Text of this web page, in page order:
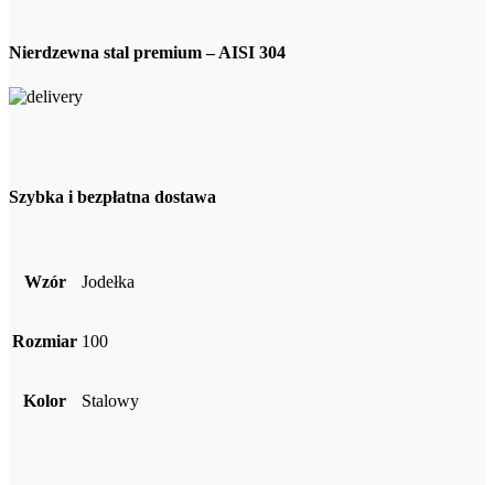
Nierdzewna stal premium – AISI 304
Szybka i bezpłatna dostawa
Wzór Jodełka
Rozmiar 100
Kolor Stalowy